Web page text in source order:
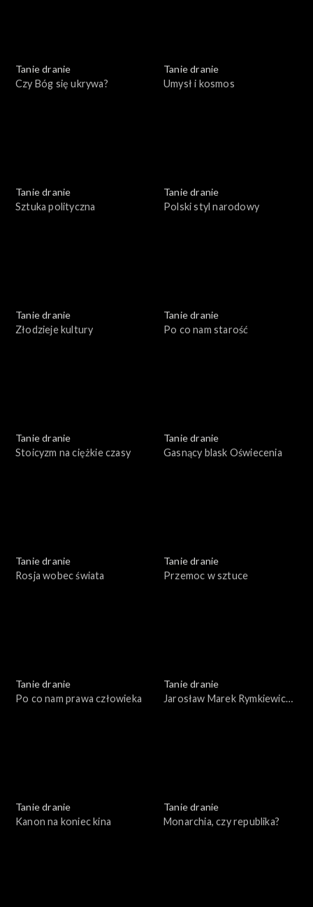
Tanie dranie
Czy Bóg się ukrywa?
Tanie dranie
Umysł i kosmos
Tanie dranie
Sztuka polityczna
Tanie dranie
Polski styl narodowy
Tanie dranie
Złodzieje kultury
Tanie dranie
Po co nam starość
Tanie dranie
Stoicyzm na ciężkie czasy
Tanie dranie
Gasnący blask Oświecenia
Tanie dranie
Rosja wobec świata
Tanie dranie
Przemoc w sztuce
Tanie dranie
Po co nam prawa człowieka
Tanie dranie
Jarosław Marek Rymkiewicz
Tanie dranie
Kanon na koniec kina
Tanie dranie
Monarchia, czy republika?